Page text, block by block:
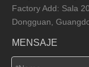
Factory Add: Sala
Dongguan,
MENSAJE